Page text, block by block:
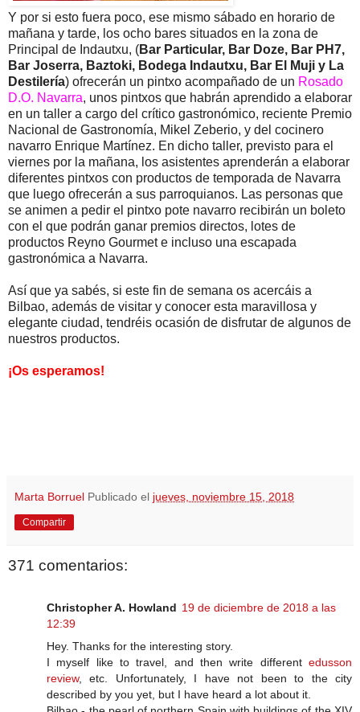
Y por si esto fuera poco, ese mismo sábado en horario de
mañana y tarde, los ocho bares situados en la zona de
Principal de Indautxu, (Bar Particular, Bar Doze, Bar PH7,
Bar Joserra, Baztoki, Bodega Indautxu, Bar El Muji y La
Destilería) ofrecerán un pintxo acompañado de un Rosado
D.O. Navarra, unos pintxos que habrán aprendido a elaborar
en un taller a cargo del crítico gastronómico, reciente Premio
Nacional de Gastronomía, Mikel Zeberio, y del cocinero
navarro Enrique Martínez. En dicho taller, previsto para el
viernes por la mañana, los asistentes aprenderán a elaborar
diferentes pintxos con productos de temporada de Navarra
que luego ofrecerán a sus parroquianos. Las personas que
se animen a pedir el pintxo pote navarro recibirán un boleto
con el que podrán ganar premios directos, lotes de
productos Reyno Gourmet e incluso una escapada
gastronómica a Navarra.
Así que ya sabés, si este fin de semana os acercáis a
Bilbao, además de visitar y conocer esta maravillosa y
elegante ciudad, tendréis ocasión de disfrutar de algunos de
nuestros productos.
¡Os esperamos!
Marta Borruel Publicado el jueves, noviembre 15, 2018
Compartir
371 comentarios:
Christopher A. Howland 19 de diciembre de 2018 a las
12:39
Hey. Thanks for the interesting story.
I myself like to travel, and then write different edusson
review, etc. Unfortunately, I have not been to the city
described by you yet, but I have heard a lot about it.